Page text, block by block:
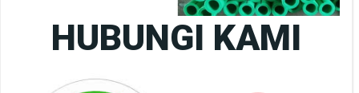
HUBUNGI KAMI